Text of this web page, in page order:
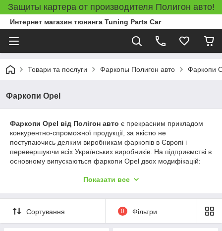
Защиты картера от производителя Полигон авто!
Интернет магазин тюнинга Tuning Parts Car
Товари та послуги Фаркопы Полигон авто Фаркопи
Фаркопи Opel
Фаркопи Opel від Полігон авто є прекрасним прикладом
конкурентно-спроможної продукції, за якістю не
поступаючись деяким виробникам фаркопів в Європі і
перевершуючи всіх Українських виробників. На підприємстві в
основному випускаються фаркопи Opel двох модифікацій:
кріпиться до рами фаркопа двома болтами) і
фаркопа з квадратом 50Х50 мм). Фаркопи Полігон авто -
якісна продукція, яку вже встигли оцінити не тільки Українські
автолюбителі, але і автовласники країн СНД і Прибалтики.
Показати все
Сортування 0 Фільтри